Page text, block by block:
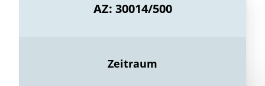
AZ: 30014/500
Zeitraum